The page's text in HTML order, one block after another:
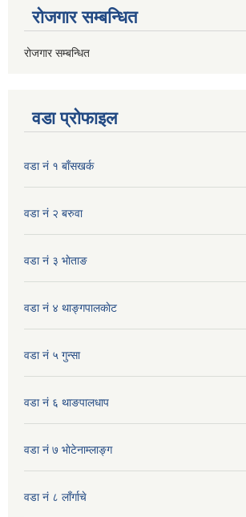
रोजगार सम्बन्धित
रोजगार सम्बन्धित
वडा प्रोफाइल
वडा नं १ बाँसखर्क
वडा नं २ बरुवा
वडा नं ३ भाेताङ
वडा नं ४ थाङ्गपालकाेट
वडा नं ५ गुन्सा
वडा नं ६ थाङपालधाप
वडा नं ७ भाेटेनाम्लाङ्ग
वडा नं ८ लाँर्गाचे